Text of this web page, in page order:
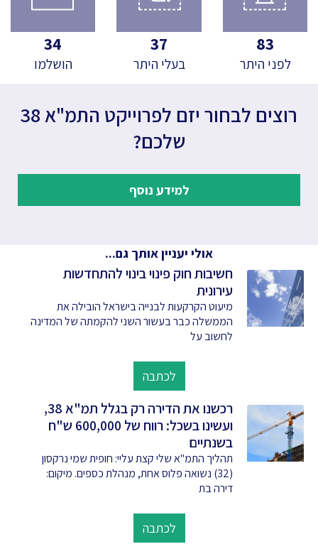
83
לפני היתר
37
בעלי היתר
34
הושלמו
רוצים לבחור יזם לפרוייקט התמ"א 38
שלכם?
למידע נוסף
אולי יעניין אותך גם...
חשיבות חוק פינוי בינוי להתחדשות
עירונית
מיעוט הקרקעות לבנייה בישראל הובילה את
הממשלה כבר בעשור השני להקמתה של המדינה
לחשוב על
לכתבה
רכשנו את הדירה רק בגלל תמ"א 38,
ועשינו בשכל: רווח של 600,000 ש"ח
בשנתיים
תהליך התמ"א שלי קצת עליי: חופית שמי נרקסון
(32) נשואה פלוס אחת, מנהלת כספים. מיקום:
דירה בת
לכתבה